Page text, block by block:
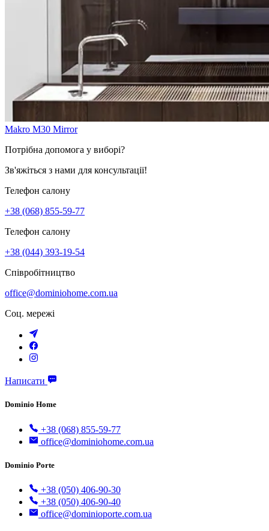
Makro M30 Mirror
Потрібна допомога у виборі?
Зв'яжіться з нами для консультації!
Телефон салону
+38 (068) 855-59-77
Телефон салону
+38 (044) 393-19-54
Співробітництво
office@dominiohome.com.ua
Соц. мережі
Написати
Dominio Home
+38 (068) 855-59-77
office@dominiohome.com.ua
Dominio Porte
+38 (050) 406-90-30
+38 (050) 406-90-40
office@dominioporte.com.ua